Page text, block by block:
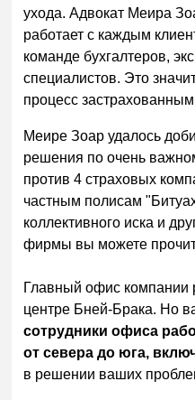
ухода. Адвокат Меира
работает с каждым
команде бухгалтеров,
специалистов. Это
процесс
Меире Зоар удалось
решения по очень
против 4 страховых
частным полисам
коллективного иска и
фирмы вы можете
Главный офис компании
центре Бней-Брака. Но
сотрудники офиса
от севера до юга,
в решении ваших